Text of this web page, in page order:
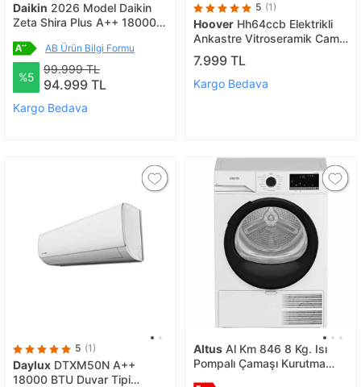
Daikin 2026 Model Daikin
Zeta Shira Plus A++ 18000
AB Ürün Bilgi Formu
%5
99.999 TL
94.999 TL
Kargo Bedava
5 (1)
Hoover Hh64ccb Elektrikli
Ankastre Vitroseramik Cam
Ocak
7.999 TL
Kargo Bedava
5 (1)
Daylux DTXM50N A++
18000 BTU Duvar Tipi
Altus Al Km 846 8 Kg. Isı
Pompalı Çamaşı Kurutma